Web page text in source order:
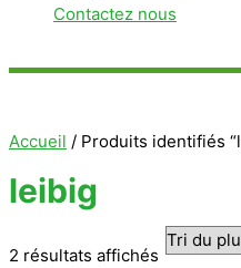
Contactez nous
Accueil / Produits identifiés
leibig
2 résultats affichés Trié